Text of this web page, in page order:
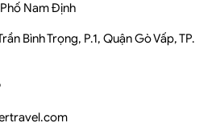
Nam Định
Bình Trọng, P.1, Quận Gò Vấp, TP.